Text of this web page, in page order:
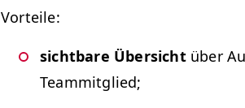
Vorteile:
sicht­bare Über­sichtüber
Teammitglied;